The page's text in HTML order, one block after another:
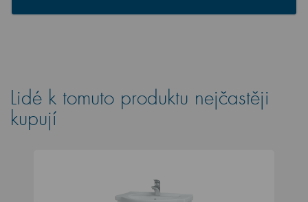
Lidé k tomuto produktu nejčastěji
kupují